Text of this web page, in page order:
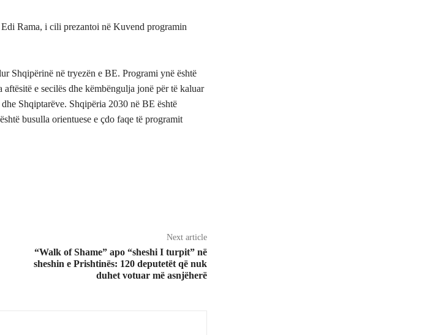
Rama, i cili prezantoi në Kuvend programin
Shqipërinë në tryezën e BE. Programi ynë është
e secilës dhe këmbëngulja jonë për të kaluar
Shqiptarëve. Shqipëria 2030 në BE është
busulla orientuese e çdo faqe të programit
Next article
“Walk of Shame” apo “sheshi I turpit” në
sheshin e Prishtinës: 120 deputetët që nuk
duhet votuar më asnjëherë